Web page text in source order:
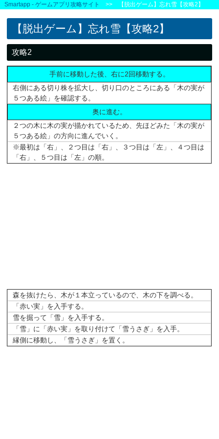
Smartapp - ゲームアプリ攻略サイト >> 【脱出ゲーム】忘れ雪【攻略2】
【脱出ゲーム】忘れ雪【攻略2】
攻略2
手前に移動した後、右に2回移動する。
右側にある切り株を拡大し、切り口のところにある「木の実が
５つある絵」を確認する。
奥に進む。
２つの木に木の実が描かれているため、先ほどみた「木の実が
５つある絵」の方向に進んでいく。
※最初は「右」、２つ目は「右」、３つ目は「左」、４つ目は
「右」、５つ目は「左」の順。
森を抜けたら、木が１本立っているので、木の下を調べる。
「赤い実」を入手する。
雪を掘って「雪」を入手する。
「雪」に「赤い実」を取り付けて「雪うさぎ」を入手。
縁側に移動し、「雪うさぎ」を置く。